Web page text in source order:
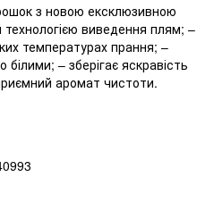
з новою ексклюзивною
виведення плям; –
температурах прання; –
– зберігає яскравість
аромат чистоти.